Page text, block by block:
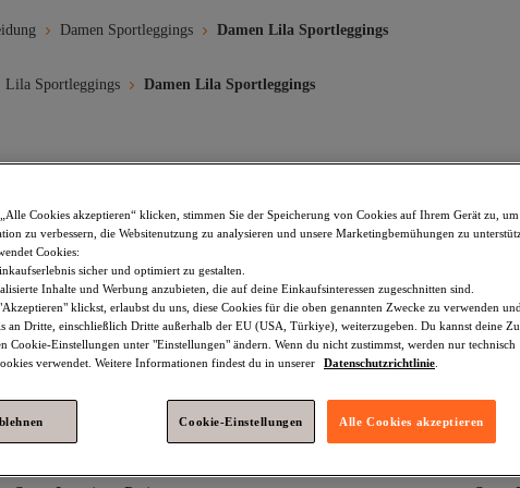
Damen Sportleggings Damen Lila Sportleggings
Lila Sportleggings Damen Lila Sportleggings
Lila Bescheidene Leggings Lila Damen Bescheidene
Lila Leggings
Faina Lila Sportleggings Happiness İstanbul Lila
Cookies akzeptieren“ klicken, stimmen Sie der Speicherung von Cookies auf Ihrem Gerät zu,
zu verbessern, die Websitenutzung zu analysieren und unsere Marketingbemühungen zu
Cookies:
sicher und optimiert zu gestalten.
Inhalte und Werbung anzubieten, die auf deine Einkaufsinteressen zugeschnitten sind.
klickst, erlaubst du uns, diese Cookies für die oben genannten Zwecke zu verwenden und
an Dritte, einschließlich Dritte außerhalb der EU (USA, Türkiye), weiterzugeben. Du kannst deine
Cookie-Einstellungen unter "Einstellungen" ändern. Wenn du nicht zustimmst, werden nur technisch
verwendet. Weitere Informationen findest du in unserer
Datenschutzrichtlinie
Cookie-Einstellungen Alle Cookies akzeptieren